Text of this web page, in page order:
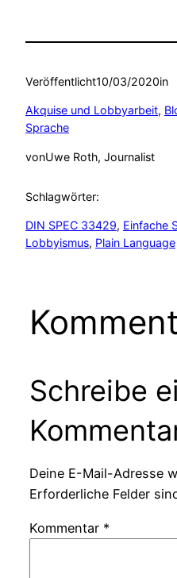
Veröffentlicht10/03/2020in
Akquise und Lobbyarbeit,
Sprache
vonUwe Roth, Journalist
Schlagwörter:
DIN SPEC 33429, Einfache
Lobbyismus, Plain Language
Schreibe
Deine E-Mail-Adresse
Erforderliche Felder
Kommentar *